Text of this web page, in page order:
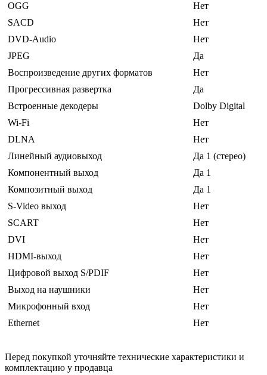
OGG
Нет
SACD
Нет
DVD-Audio
Нет
JPEG
Да
Воспроизведение других форматов
Нет
Прогрессивная развертка
Да
Встроенные декодеры
Dolby Digital
Wi-Fi
Нет
DLNA
Нет
Линейный аудиовыход
Да 1 (стерео)
Компонентный выход
Да 1
Композитный выход
Да 1
S-Video выход
Нет
SCART
Нет
DVI
Нет
HDMI-выход
Нет
Цифровой выход S/PDIF
Нет
Выход на наушники
Нет
Микрофонный вход
Нет
Ethernet
Нет
Перед покупкой уточняйте технические характеристики и
комплектацию у продавца